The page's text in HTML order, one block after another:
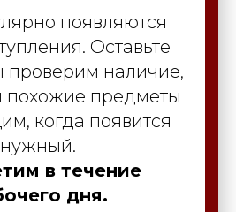
появляются
Оставьте
проверим наличие,
предметы
когда появится
нужный.
в течение
дня.